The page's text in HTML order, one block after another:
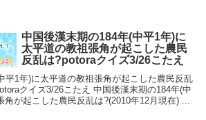
中国後漢末期の184年(中平1年)に
太平道の教祖張角が起こした農民
反乱は?potoraクイズ3/26こたえ
平1年)に太平道の教祖張角が起こした農民反乱
クイズ3/26こたえ 中国後漢末期の184年(中
角が起こした農民反乱は?(2010年12月現在) ...